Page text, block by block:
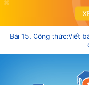
Bài 15. Công thức:Viết